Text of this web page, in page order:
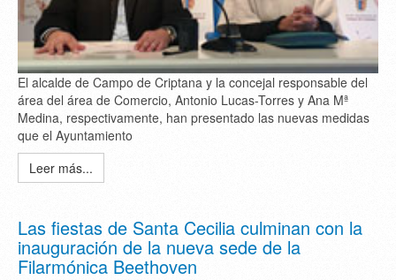
El alcalde de Campo de Criptana y la concejal responsable del
área del área de Comercio, Antonio Lucas-Torres y Ana Mª
Medina, respectivamente, han presentado las nuevas medidas
que el Ayuntamiento
Leer más...
Las fiestas de Santa Cecilia culminan con la
inauguración de la nueva sede de la
Filarmónica Beethoven